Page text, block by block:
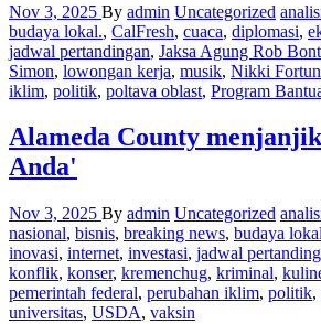
Nov 3, 2025 By admin Uncategorized
budaya lokal., CalFresh, cuaca, diplomasi,
jadwal pertandingan, Jaksa Agung Rob
Simon, lowongan kerja, musik, Nikki
iklim, politik, poltava oblast, Program
Alameda County
Anda'
Nov 3, 2025 By admin Uncategorized
nasional, bisnis, breaking news, budaya
inovasi, internet, investasi, jadwal
konflik, konser, kremenchug, kriminal,
pemerintah federal, perubahan iklim, politik,
universitas, USDA, vaksin